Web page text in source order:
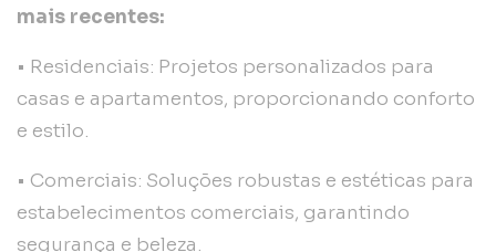
mais recentes:
• Residenciais: Projetos personalizados para
casas e apartamentos, proporcionando conforto
e estilo.
• Comerciais: Soluções robustas e estéticas para
estabelecimentos comerciais, garantindo
segurança e beleza.